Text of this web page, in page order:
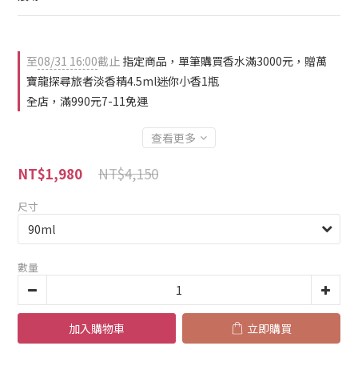
至08/31 16:00截止 指定商品，單筆購買香水滿3000元，贈萬
寶龍探尋旅者淡香精4.5ml迷你小香1瓶
全店，滿990元7-11免運
查看更多
NT$4,150
NT$1,980
尺寸
數量
加入購物車 立即購買